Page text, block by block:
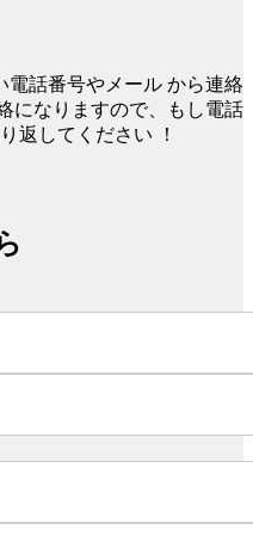
電話番号やメール から連絡
になりますので、もし電話
返してください ！